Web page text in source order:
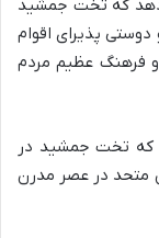
که تخت جمشید
پذیرای اقوام
فرهنگ عظیم مردم
که تخت جمشید در
متحد در عصر مدرن